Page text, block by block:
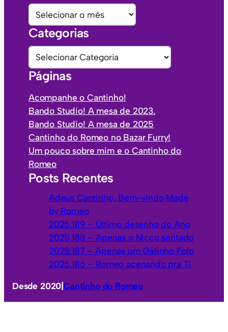
A
r
q
u
v
s
Categorias
C
a
t
e
g
o
i
a
s
Páginas
Acompanhe o Cantinho!
Bando Studio! A mesa de 2023.
Bando Studio! A mesa de 2025
Cantinho do Romeo no Bazar Furry!
Um pouco sobre mim e o Cantinho do
Romeo
Posts Recentes
Adeus Cantinho, Bem-vindo Made
by Romeo
2025.189 – Último desenho do Ano
2025.188 – Apenas o Nicco sentado
2025.187 – Apenas um Gatinho Fofo
2025.186 – Romeo acenando pra Ti
Desde 2020 |Cantinho do Romeo